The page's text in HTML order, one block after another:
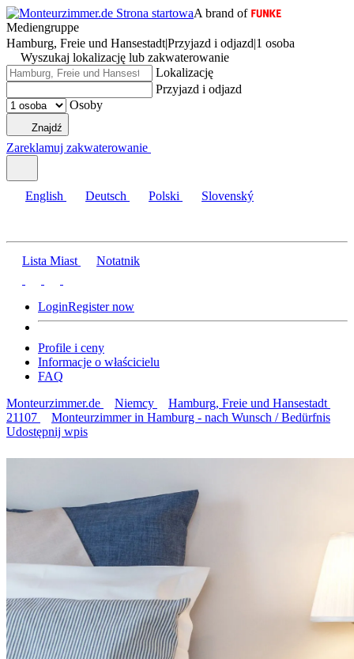
A brand of
Mediengruppe
Hamburg, Freie und Hansestadt|Przyjazd i odjazd|1 osoba
Wyszukaj lokalizację lub zakwaterowanie
Lokalizację
Przyjazd i odjazd
Osoby
Znajdź
Zareklamuj zakwaterowanie
English Deutsch Polski Slovenský
Lista Miast Notatnik
LoginRegister now
Profile i ceny
Informacje o właścicielu
FAQ
Monteurzimmer.de
Niemcy
Hamburg, Freie und Hansestadt
21107
Monteurzimmer in Hamburg - nach Wunsch / Bedürfnis
Udostępnij wpis